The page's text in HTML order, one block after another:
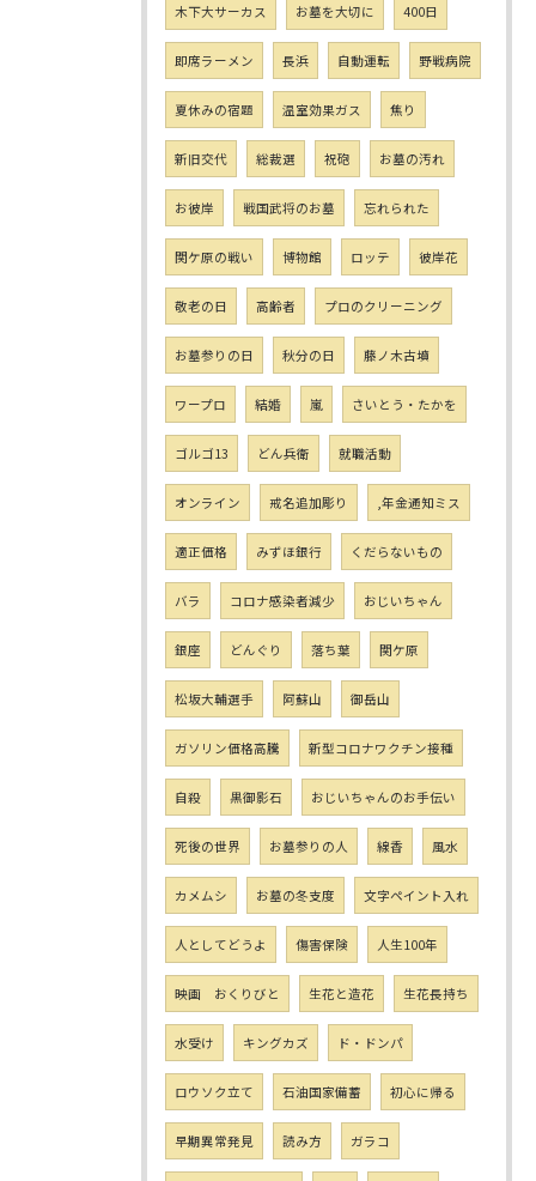
木下大サーカス お墓を大切に 400日
即席ラーメン 長浜 自動運転 野戦病院
夏休みの宿題 温室効果ガス 焦り
新旧交代 総裁選 祝砲 お墓の汚れ
お彼岸 戦国武将のお墓 忘れられた
関ケ原の戦い 博物館 ロッテ 彼岸花
敬老の日 高齢者 プロのクリーニング
お墓参りの日 秋分の日 藤ノ木古墳
ワープロ 結婚 嵐 さいとう・たかを
ゴルゴ13 どん兵衛 就職活動
オンライン 戒名追加彫り ,年金通知ミス
適正価格 みずほ銀行 くだらないもの
バラ コロナ感染者減少 おじいちゃん
銀座 どんぐり 落ち葉 関ケ原
松坂大輔選手 阿蘇山 御岳山
ガソリン価格高騰 新型コロナワクチン接種
自殺 黒御影石 おじいちゃんのお手伝い
死後の世界 お墓参りの人 線香 風水
カメムシ お墓の冬支度 文字ペイント入れ
人としてどうよ 傷害保険 人生100年
映画 おくりびと 生花と造花 生花長持ち
水受け キングカズ ド・ドンパ
ロウソク立て 石油国家備蓄 初心に帰る
早期異常発見 読み方 ガラコ